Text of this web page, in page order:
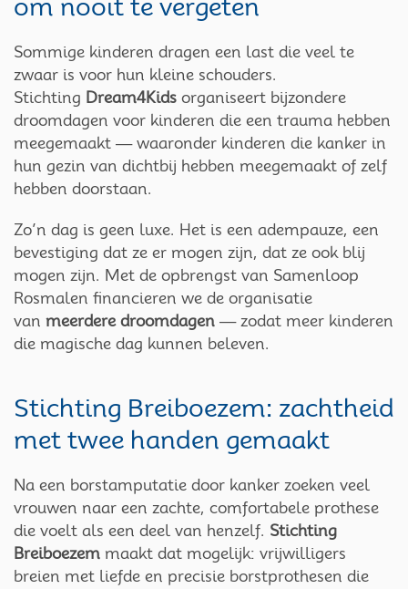
om nooit te vergeten
Sommige kinderen dragen een last die veel te
zwaar is voor hun kleine schouders.
Stichting Dream4Kids organiseert bijzondere
droomdagen voor kinderen die een trauma hebben
meegemaakt — waaronder kinderen die kanker in
hun gezin van dichtbij hebben meegemaakt of zelf
hebben doorstaan.
Zo’n dag is geen luxe. Het is een adempauze, een
bevestiging dat ze er mogen zijn, dat ze ook blij
mogen zijn. Met de opbrengst van Samenloop
Rosmalen financieren we de organisatie
van meerdere droomdagen — zodat meer kinderen
die magische dag kunnen beleven.
Stichting Breiboezem: zachtheid
met twee handen gemaakt
Na een borstamputatie door kanker zoeken veel
vrouwen naar een zachte, comfortabele prothese
die voelt als een deel van henzelf. Stichting
Breiboezem maakt dat mogelijk: vrijwilligers
breien met liefde en precisie borstprothesen die